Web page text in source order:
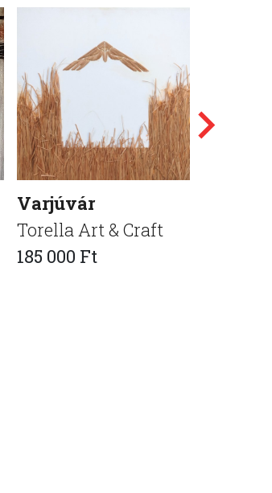
Varjúvár
Torella Art & Craft
185 000 Ft